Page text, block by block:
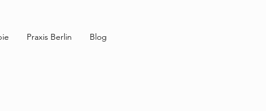
Praxis Berlin Blog